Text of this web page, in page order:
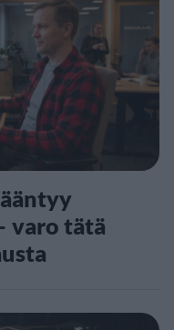
varo tätä